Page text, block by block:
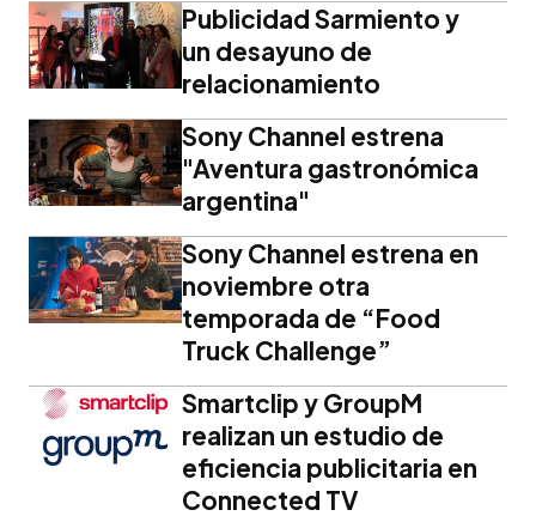
Publicidad Sarmiento y
un desayuno de
relacionamiento
Sony Channel estrena
"Aventura gastronómica
argentina"
Sony Channel estrena en
noviembre otra
temporada de “Food
Truck Challenge”
Smartclip y GroupM
realizan un estudio de
eficiencia publicitaria en
Connected TV